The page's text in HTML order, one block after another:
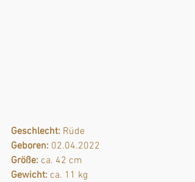
Geschlecht: Rüde
Geboren: 02.04.2022
Größe: ca. 42 cm
Gewicht: ca. 11 kg